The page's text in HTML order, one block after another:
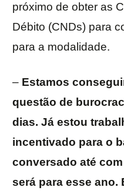
próximo de obter as
Débito (CNDs) para
para a modalidade.
– Estamos
questão de
dias. Já estou
incentivado para o
conversado até
será para esse ano.